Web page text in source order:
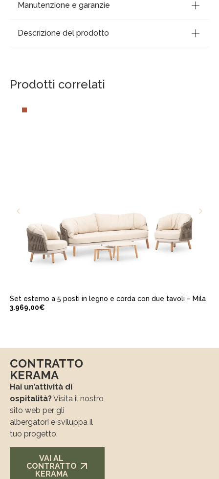
Manutenzione e garanzie
Descrizione del prodotto
Prodotti correlati
AGGIUNGI AL CARRELLO
Set esterno a 5 posti in legno e corda con due tavoli – Mila
3.969,00€
CONTRATTO
KERAMA
Hai un’attività di
ospitalità?Visita il nostro
sito web per gli
albergatori e sviluppa il
tuo progetto.
VAI AL
CONTRATTO
KERAMA